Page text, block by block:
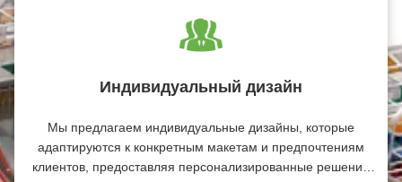
Индивидуальный дизайн
Мы предлагаем индивидуальные дизайны, которые
адаптируются к конкретным макетам и предпочтениям
клиентов, предоставляя персонализированные решения